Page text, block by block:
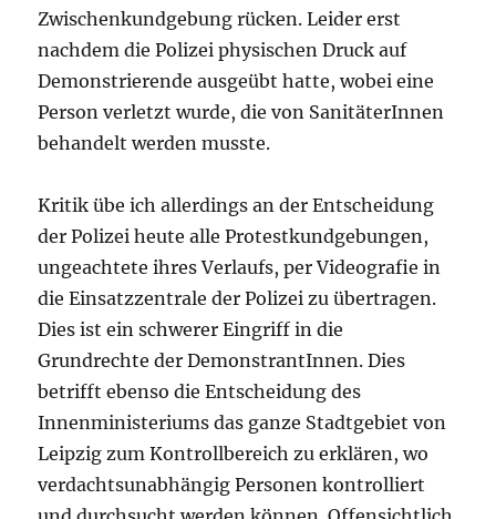
Zwischenkundgebung rücken. Leider erst
nachdem die Polizei physischen Druck auf
Demonstrierende ausgeübt hatte, wobei eine
Person verletzt wurde, die von SanitäterInnen
behandelt werden musste.
Kritik übe ich allerdings an der Entscheidung
der Polizei heute alle Protestkundgebungen,
ungeachtete ihres Verlaufs, per Videografie in
die Einsatzzentrale der Polizei zu übertragen.
Dies ist ein schwerer Eingriff in die
Grundrechte der DemonstrantInnen. Dies
betrifft ebenso die Entscheidung des
Innenministeriums das ganze Stadtgebiet von
Leipzig zum Kontrollbereich zu erklären, wo
verdachtsunabhängig Personen kontrolliert